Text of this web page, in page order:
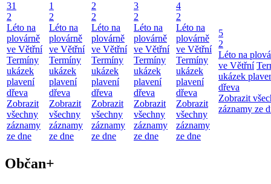
31
2
Léto na
plovárně
ve Větřní
Termíny
ukázek
plavení
dřeva
Zobrazit
všechny
záznamy
ze dne
1
2
Léto na
plovárně
ve Větřní
Termíny
ukázek
plavení
dřeva
Zobrazit
všechny
záznamy
ze dne
2
2
Léto na
plovárně
ve Větřní
Termíny
ukázek
plavení
dřeva
Zobrazit
všechny
záznamy
ze dne
3
2
Léto na
plovárně
ve Větřní
Termíny
ukázek
plavení
dřeva
Zobrazit
všechny
záznamy
ze dne
4
2
Léto na
plovárně
ve Větřní
Termíny
ukázek
plavení
dřeva
Zobrazit
všechny
záznamy
ze dne
5
2
Léto na
ve Větřní
ukázek
dřeva
Zobrazit
záznamy ze
Občan+